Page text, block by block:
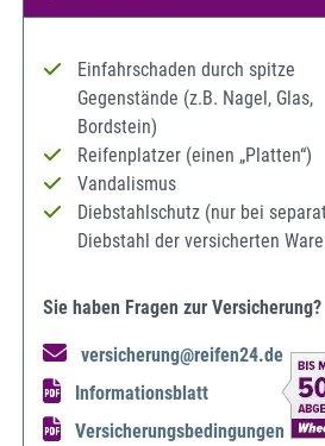
Einfahrschaden durch spitze
Gegenstände (z.B. Nagel, Glas,
Bordstein)
Reifenplatzer (einen „Platten“)
Vandalismus
Diebstahlschutz (nur bei
Diebstahl der versicherten
Sie haben Fragen zur Versicherung?
versicherung@reifen24.de
Informationsblatt
Versicherungsbedingungen